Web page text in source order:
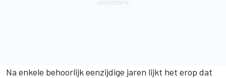
Na enkele behoorlijk eenzijdige jaren lijkt het erop dat